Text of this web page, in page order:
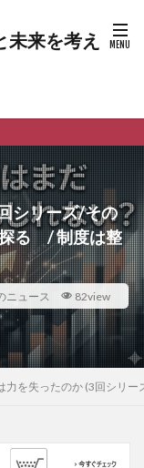
シリーズ/その
る / 制度は整
ニュース 82view
力を失ったのか (3回シリ